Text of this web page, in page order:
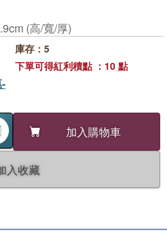
(高/寬/厚)
加入購物車
入收藏
庫存：5
下單可得紅利積點 ：10 點